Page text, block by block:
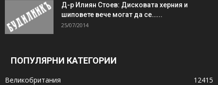
Д-р Илиян Стоев: Дисковата херния и
шиповете вече могат да се…...
25/07/2014
ПОПУЛЯРНИ КАТЕГОРИИ
Великобритания
12415